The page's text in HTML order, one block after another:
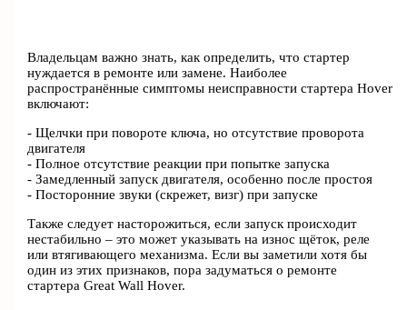
Владельцам важно знать, как определить, что стартер
нуждается в ремонте или замене. Наиболее
распространённые симптомы неисправности стартера Hover
включают:
- Щелчки при повороте ключа, но отсутствие проворота
двигателя
- Полное отсутствие реакции при попытке запуска
- Замедленный запуск двигателя, особенно после простоя
- Посторонние звуки (скрежет, визг) при запуске
Также следует насторожиться, если запуск происходит
нестабильно – это может указывать на износ щёток, реле
или втягивающего механизма. Если вы заметили хотя бы
один из этих признаков, пора задуматься о ремонте
стартера Great Wall Hover.